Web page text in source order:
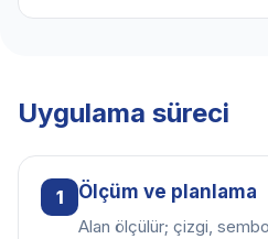
Uygulama süreci
1 Ölçüm ve planlama
Alan ölçülür; çizgi,